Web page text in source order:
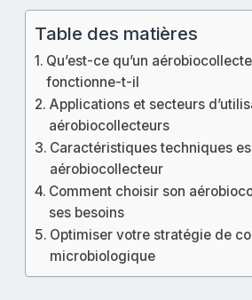
Table des matières
Qu’est-ce qu’un
fonctionne-t-il
Applications et secteurs
aérobiocollecteurs
Caractéristiques techniques
aérobiocollecteur
Comment choisir son
ses besoins
Optimiser votre stratégie de
microbiologique